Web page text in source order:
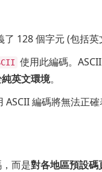
128 個字元 (包括英
使用此編碼。
英文環境。
ASCII 編碼將無法正
而是對各地區預設碼